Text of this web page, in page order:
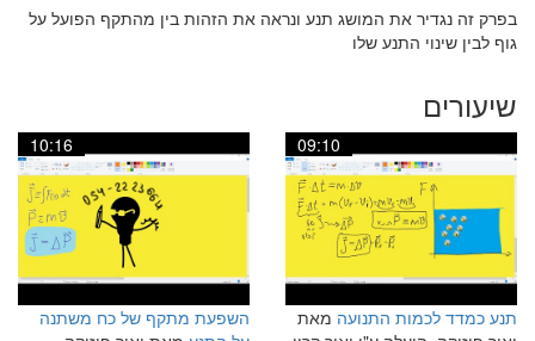
בפרק זה נגדיר את המושג תנע ונראה את הזהות בין מהתקף הפועל על
גוף לבין שינוי התנע שלו
שיעורים
09:10
תנע כמדד לכמות התנועה מאת
10:16
השפעת מתקף של כח משתנה